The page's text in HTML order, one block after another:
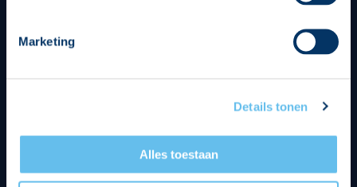
Marketing
Details tonen
Alles toestaan